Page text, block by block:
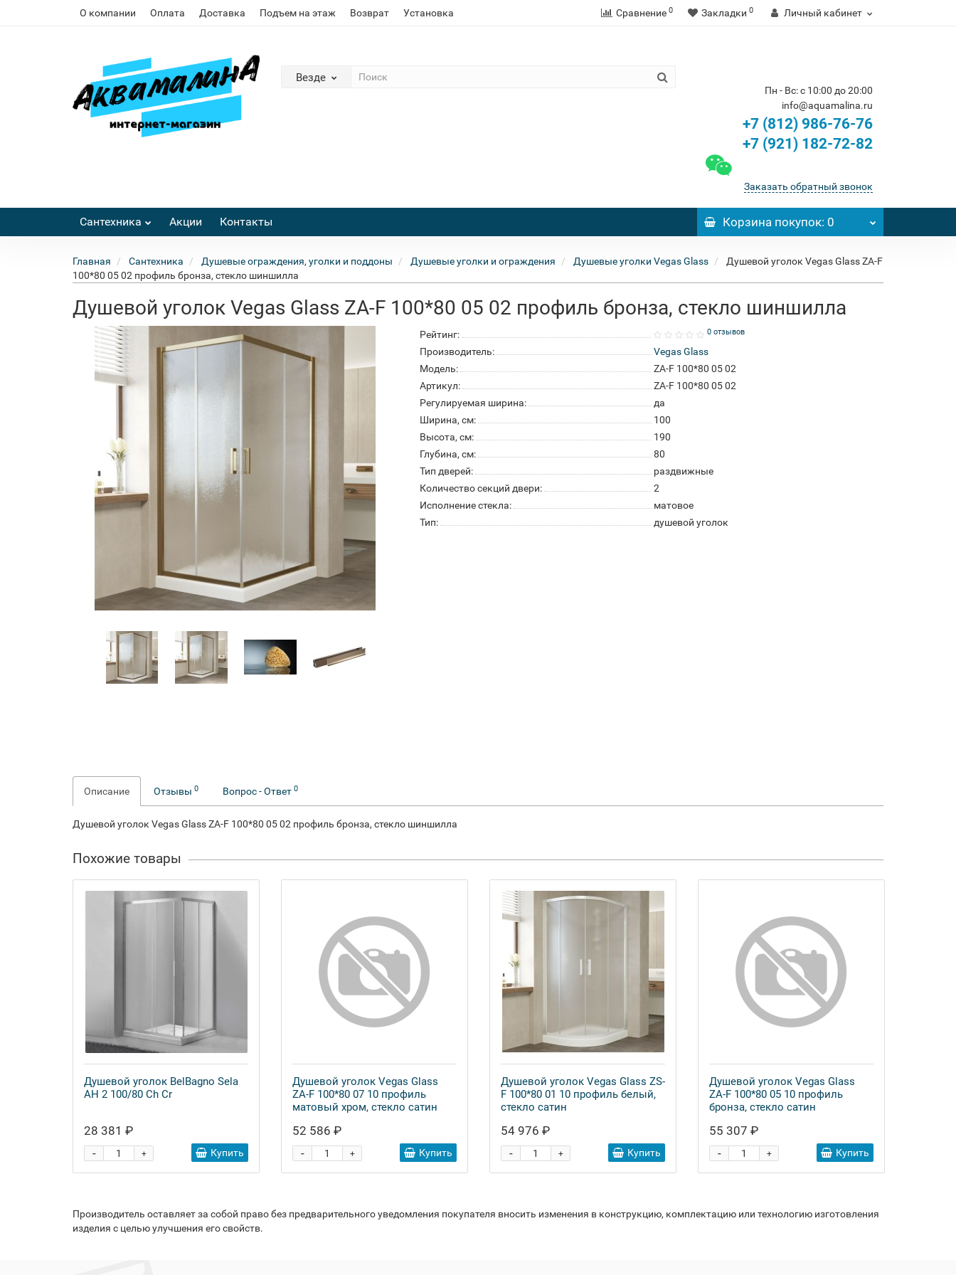
О компании Оплата Доставка Подъем на этаж Возврат Установка Сравнение 0 Закладки 0 Личный кабинет
Везде
Пн - Вс: с 10:00 до 20:00
info@aquamalina.ru
+7 (812) 986-76-76
+7 (921) 182-72-82
Заказать обратный звонок
Сантехника Акции Контакты Корзинапокупок: 0
Главная Сантехника Душевые ограждения, уголки и поддоны Душевые уголки и ограждения Душевые уголки Vegas Glass
Душевой уголок Vegas Glass ZA-F
100*80 05 02 профиль бронза, стекло шиншилла
Душевой уголок Vegas Glass ZA-F 100*80 05 02 профиль бронза, стекло шиншилла
Рейтинг: 0 отзывов
Производитель:
Vegas Glass
Модель:
ZA-F 100*80 05 02
Артикул:
ZA-F 100*80 05 02
Регулируемая ширина:
да
Ширина, см:
100
Высота, см:
190
Глубина, см:
80
Тип дверей:
раздвижные
Количество секций двери:
2
Исполнение стекла:
матовое
Тип:
душевой уголок
Описание Отзывы 0 Вопрос - Ответ 0
Душевой уголок Vegas Glass ZA-F 100*80 05 02 профиль бронза, стекло шиншилла
Похожие товары
Душевой уголок BelBagno Sela
AH 2 100/80 Ch Cr
28 381 ₽
+
- Купить
Душевой уголок Vegas Glass
ZA-F 100*80 07 10 профиль
матовый хром, стекло сатин
52 586 ₽
+
- Купить
Душевой уголок Vegas Glass ZS-
F 100*80 01 10 профиль белый,
стекло сатин
54 976 ₽
+
- Купить
Душевой уголок Vegas Glass
ZA-F 100*80 05 10 профиль
бронза, стекло сатин
55 307 ₽
+
- Купить
Производитель оставляет за собой право без предварительного уведомления покупателя вносить изменения в конструкцию, комплектацию или технологию изготовления
изделия с целью улучшения его свойств.